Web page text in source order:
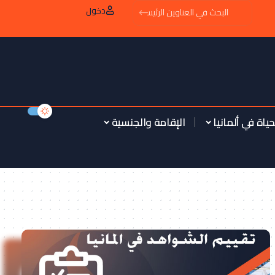
دخول
في ألمانيا الإقامة والجنسية